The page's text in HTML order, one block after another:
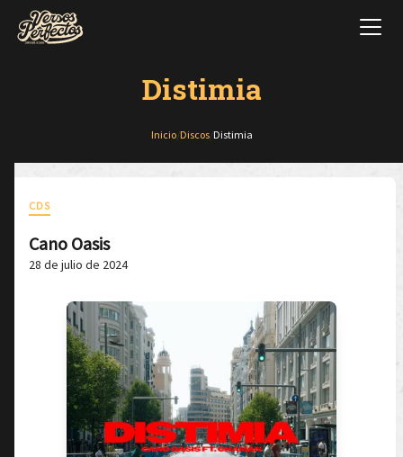
Distimia
Inicio/ Discos/ Distimia
CDS
Cano Oasis
28 de julio de 2024